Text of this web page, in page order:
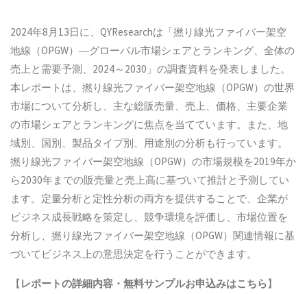
2024年8月13日に、QYResearchは「撚り線光ファイバー架空
地線（OPGW）―グローバル市場シェアとランキング、全体の
売上と需要予測、2024～2030」の調査資料を発表しました。
本レポートは、撚り線光ファイバー架空地線（OPGW）の世界
市場について分析し、主な総販売量、売上、価格、主要企業
の市場シェアとランキングに焦点を当てています。また、地
域別、国別、製品タイプ別、用途別の分析も行っています。
撚り線光ファイバー架空地線（OPGW）の市場規模を2019年か
ら2030年までの販売量と売上高に基づいて推計と予測してい
ます。定量分析と定性分析の両方を提供することで、企業が
ビジネス成長戦略を策定し、競争環境を評価し、市場位置を
分析し、撚り線光ファイバー架空地線（OPGW）関連情報に基
づいてビジネス上の意思決定を行うことができます。
【 レポートの詳細内容・無料サンプルお申込みはこちら】